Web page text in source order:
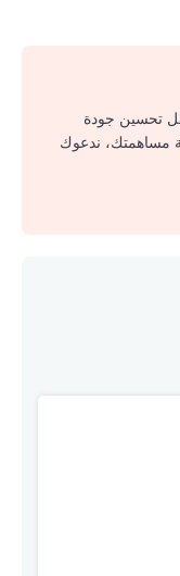
تحسين جودة
مساهمتك، ندعوك